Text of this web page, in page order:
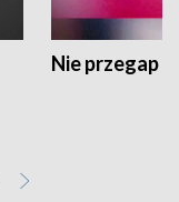
Nie przegap